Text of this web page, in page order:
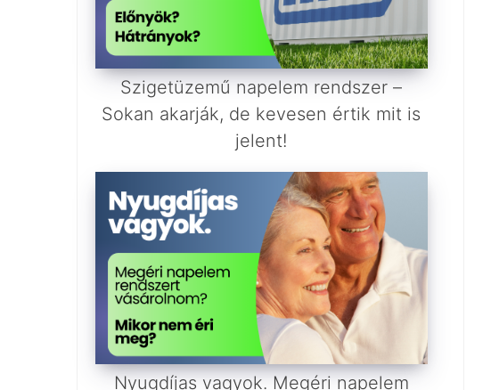
Szigetüzemű napelem rendszer –
Sokan akarják, de kevesen értik mit is
jelent!
Nyugdíjas vagyok. Megéri napelem